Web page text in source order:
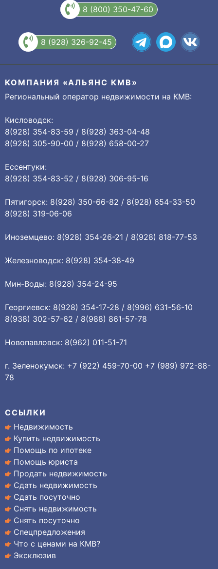
8 (800) 350-47-60
8 (928) 326-92-45
КОМПАНИЯ «АЛЬЯНС КМВ»
Региональный оператор недвижимости на КМВ:
Кисловодск:
8(928) 354-83-59 / 8(928) 363-04-48
8(928) 305-90-00 / 8(928) 658-00-27
Ессентуки:
8(928) 354-83-52 / 8(928) 306-95-16
Пятигорск: 8(928) 350-66-82 / 8(928) 654-33-50
8(928) 319-06-06
Иноземцево: 8(928) 354-26-21 / 8(928) 818-77-53
Железноводск: 8(928) 354-38-49
Мин-Воды: 8(928) 354-24-95
Георгиевск: 8(928) 354-17-28 / 8(996) 631-56-10
8(938) 302-57-62 / 8(988) 861-57-78
Новопавловск: 8(962) 011-51-71
г. Зеленокумск: +7 (922) 459-70-00 +7 (989) 972-88-
78
ССЫЛКИ
Недвижимость
Купить недвижимость
Помощь по ипотеке
Помощь юриста
Продать недвижимость
Сдать недвижимость
Сдать посуточно
Снять недвижимость
Снять посуточно
Спецпредложения
Что с ценами на КМВ?
Эксклюзив